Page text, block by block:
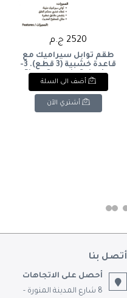
2520 ج.م
طقم توابل سيراميك مع
قاعدة خشبية (3 قطع). 3-
Piece Ceramic Spice Jar
Set with Wooden Base.
أضف الى السلة
أشتري الآن
أتصل بنا
أحصل على الاتجاهات
8 شارع المدينة المنورة -